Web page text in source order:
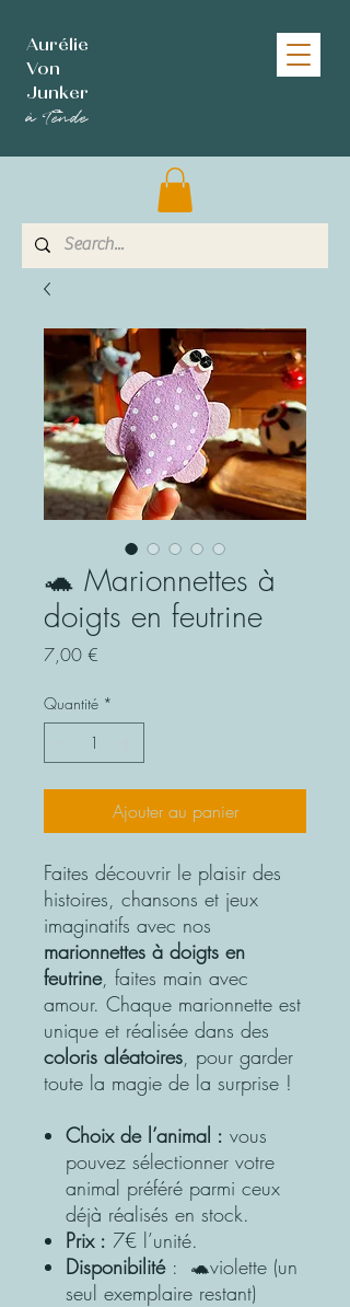
Aurélie
Von
Junker
à Tende
🐢 Marionnettes à
doigts en feutrine
7,00 €
Quantité *
Ajouter au panier
Faites découvrir le plaisir des
histoires, chansons et jeux
imaginatifs avec nos
marionnettes à doigts en
feutrine, faites main avec
amour. Chaque marionnette est
unique et réalisée dans des
coloris aléatoires , pour garder
toute la magie de la surprise !
Choix de l’animal : vous
pouvez sélectionner votre
animal préféré parmi ceux
déjà réalisés en stock.
Prix : 7€ l’unité.
Disponibilité : 🐢violette (un
seul exemplaire restant)